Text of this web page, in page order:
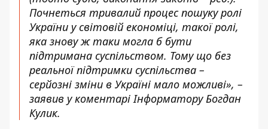
Почнеться тривалий процес пошуку ролі
України у світовій економіці, такої ролі,
яка знову ж таки могла б бути
підтримана суспільством. Тому що без
реальної підтримки суспільства –
серйозні зміни в Україні мало можливі», –
заявив у коментарі Інформатору Богдан
Кулик.